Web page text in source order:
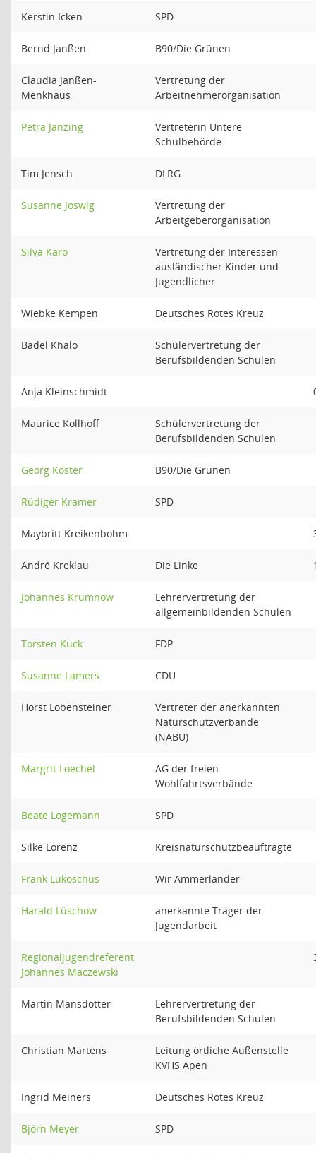
Kerstin Icken SPD
Bernd Janßen B90/Die Grünen
Claudia Janßen-
Menkhaus
Vertretung der
Arbeitnehmerorganisation
Petra Janzing
Vertreterin Untere
Schulbehörde
Tim Jensch DLRG
Susanne Joswig
Vertretung der
Arbeitgeberorganisation
Silva Karo
Vertretung der Interessen
ausländischer Kinder und
Jugendlicher
Wiebke Kempen Deutsches Rotes Kreuz
Badel Khalo
Schülervertretung der
Berufsbildenden Schulen
Anja Kleinschmidt
Maurice Kollhoff
Schülervertretung der
Berufsbildenden Schulen
Georg Köster B90/Die Grünen
Rüdiger Kramer SPD
Maybritt Kreikenbohm
André Kreklau Die Linke
Johannes Krumnow
Lehrervertretung der
allgemeinbildenden Schulen
Torsten Kuck FDP
Susanne Lamers CDU
Horst Lobensteiner
Vertreter der anerkannten
Naturschutzverbände
(NABU)
Margrit Loechel
AG der freien
Wohlfahrtsverbände
Beate Logemann SPD
Silke Lorenz Kreisnaturschutzbeauftragte
Frank Lukoschus Wir Ammerländer
Harald Lüschow
anerkannte Träger der
Jugendarbeit
Regionaljugendreferent
Johannes Maczewski
Martin Mansdotter
Lehrervertretung der
Berufsbildenden Schulen
Christian Martens
Leitung örtliche Außenstelle
KVHS Apen
Ingrid Meiners Deutsches Rotes Kreuz
Björn Meyer SPD